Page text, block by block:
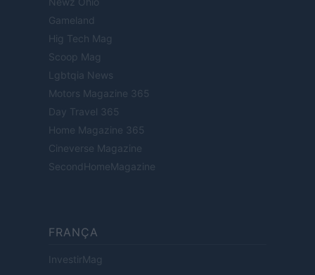
Gameland
Hig Tech Mag
Scoop Mag
Lgbtqia News
Motors Magazine 365
Day Travel 365
Home Magazine 365
Cineverse Magazine
SecondHomeMagazine
FRANÇA
InvestirMag